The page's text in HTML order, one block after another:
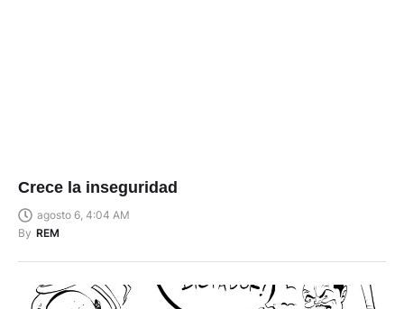
Crece la inseguridad
agosto 6, 4:04 AM
By REM